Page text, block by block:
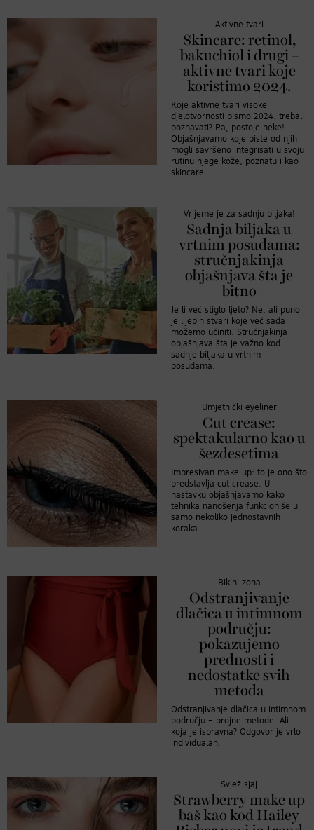
Aktivne tvari
Skincare: retinol,
bakuchiol i drugi –
aktivne tvari koje
koristimo 2024.
Koje aktivne tvari visoke
djelotvornosti bismo 2024. trebali
poznavati? Pa, postoje neke!
Objašnjavamo koje biste od njih
mogli savršeno integrisati u svoju
rutinu njege kože, poznatu i kao
skincare.
Vrijeme je za sadnju biljaka!
Sadnja biljaka u
vrtnim posudama:
stručnjakinja
objašnjava šta je
bitno
Je li već stiglo ljeto? Ne, ali puno
je lijepih stvari koje već sada
možemo učiniti. Stručnjakinja
objašnjava šta je važno kod
sadnje biljaka u vrtnim
posudama.
Umjetnički eyeliner
Cut crease:
spektakularno kao u
šezdesetima
Impresivan make up: to je ono što
predstavlja cut crease. U
nastavku objašnjavamo kako
tehnika nanošenja funkcioniše u
samo nekoliko jednostavnih
koraka.
Bikini zona
Odstranjivanje
dlačica u intimnom
području:
pokazujemo
prednosti i
nedostatke svih
metoda
Odstranjivanje dlačica u intimnom
području – brojne metode. Ali
koja je ispravna? Odgovor je vrlo
individualan.
Svjež sjaj
Strawberry make up
baš kao kod Hailey